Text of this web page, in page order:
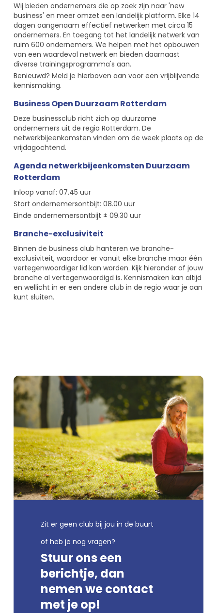
Wij bieden ondernemers die op zoek zijn naar 'new
business' en meer omzet een landelijk platform. Elke 14
dagen aangenaam effectief netwerken met circa 15
ondernemers. En toegang tot het landelijk netwerk van
ruim 600 ondernemers. We helpen met het opbouwen
van een waardevol netwerk en bieden daarnaast
diverse trainingsprogramma's aan.
Benieuwd? Meld je hierboven aan voor een vrijblijvende
kennismaking.
Business Open Duurzaam Rotterdam
Deze businessclub richt zich op duurzame
ondernemers uit de regio Rotterdam. De
netwerkbijeenkomsten vinden om de week plaats op de
vrijdagochtend.
Agenda netwerkbijeenkomsten Duurzaam
Rotterdam
Inloop vanaf: 07.45 uur
Start ondernemersontbijt: 08.00 uur
Einde ondernemersontbijt ± 09.30 uur
Branche-exclusiviteit
Binnen de business club hanteren we branche-
exclusiviteit, waardoor er vanuit elke branche maar één
vertegenwoordiger lid kan worden. Kijk hieronder of jouw
branche al vertegenwoordigd is. Kennismaken kan altijd
en wellicht in er een andere club in de regio waar je aan
kunt sluiten.
Zit er geen club bij jou in de buurt
of heb je nog vragen?
Stuur ons een
berichtje, dan
nemen we contact
met je op!